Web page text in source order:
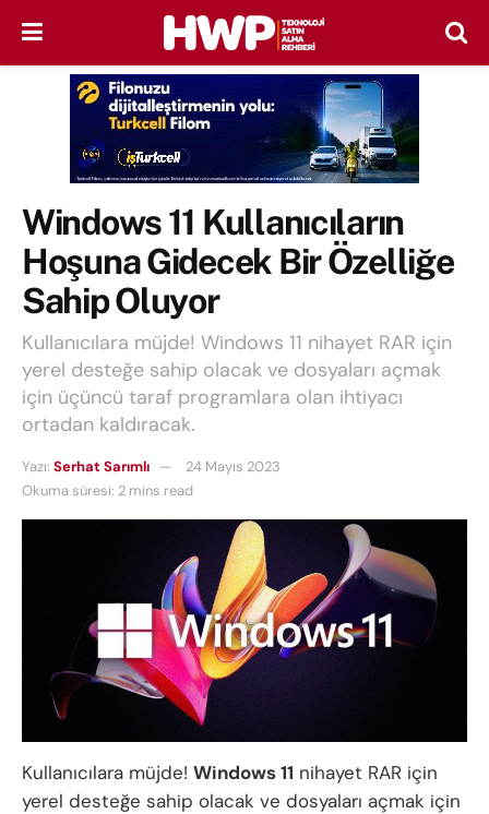
Windows 11 Kullanıcıların
Hoşuna Gidecek Bir Özelliğe
Sahip Oluyor
Kullanıcılara müjde! Windows 11 nihayet RAR için
yerel desteğe sahip olacak ve dosyaları açmak
için üçüncü taraf programlara olan ihtiyacı
ortadan kaldıracak.
Yazı: Serhat Sarımlı
24 Mayıs 2023
Okuma süresi: 2 mins read
Kullanıcılara müjde! Windows 11 nihayet RAR için
yerel desteğe sahip olacak ve dosyaları açmak için